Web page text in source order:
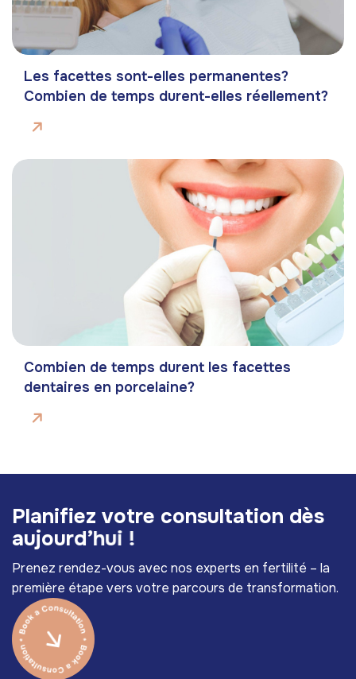
Les facettes sont-elles permanentes?
Combien de temps durent-elles réellement?
Combien de temps durent les facettes
dentaires en porcelaine?
Planifiez votre consultation dès
aujourd’hui !
Prenez rendez-vous avec nos experts en fertilité – la
première étape vers votre parcours de transformation.